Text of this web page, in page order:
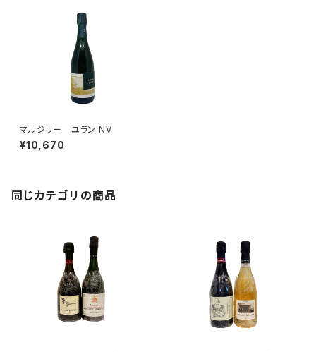
マルジリー ユラン NV
¥10,670
同じカテゴリの商品